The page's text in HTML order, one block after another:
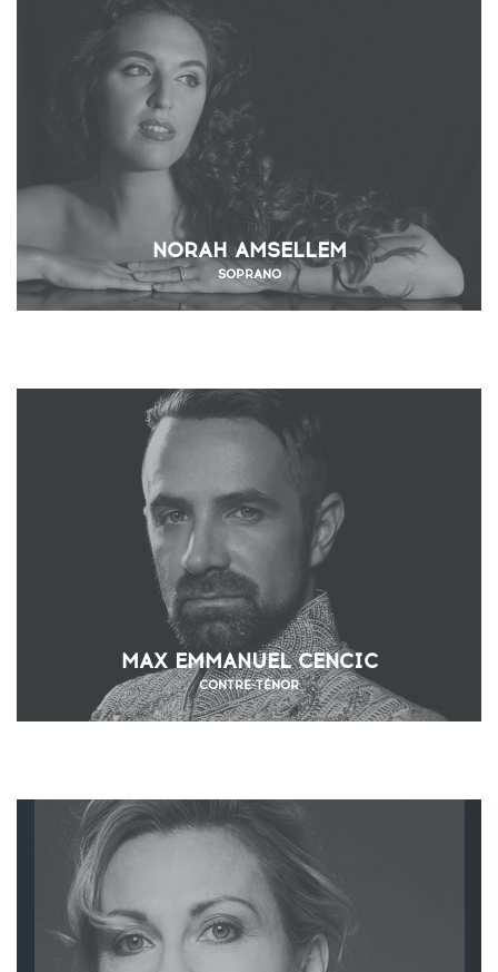
NORAH AMSELLEM
SOPRANO
MAX EMMANUEL CENCIC
CONTRE-TÉNOR